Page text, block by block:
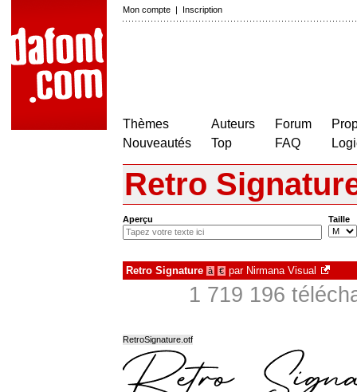
Mon compte | Inscription
Thèmes
Nouveautés
Auteurs
Top
Forum
FAQ
Retro
Aperçu Taille
Retro Signature à € par Nirmana Visual
1 719 196
RetroSignature.otf